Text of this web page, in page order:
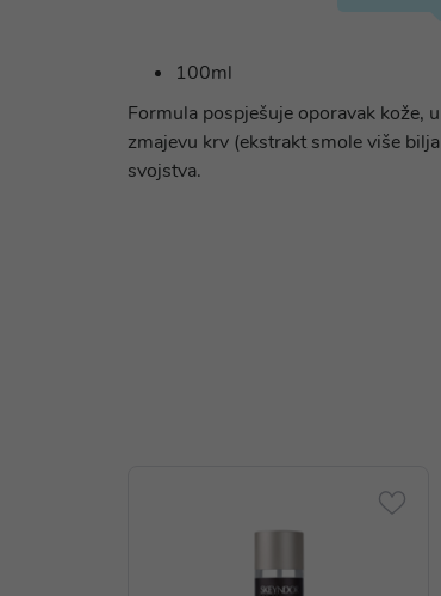
100ml
Formula pospješuje oporavak kože,
zmajevu krv (ekstrakt smole više
svojstva.